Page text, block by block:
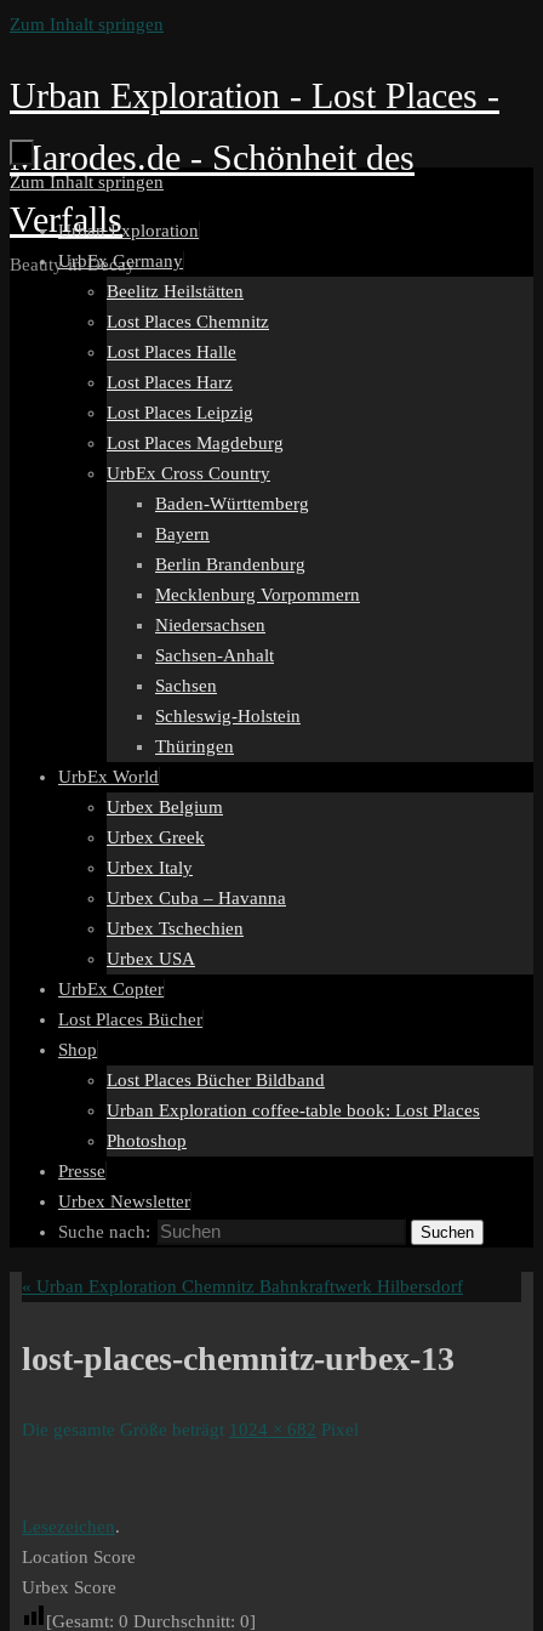
Zum Inhalt springen
Urban Exploration - Lost Places -
Marodes.de - Schönheit des
Verfalls
Beauty in Decay
Zum Inhalt springen
Urban Exploration
UrbEx Germany
Beelitz Heilstätten
Lost Places Chemnitz
Lost Places Halle
Lost Places Harz
Lost Places Leipzig
Lost Places Magdeburg
UrbEx Cross Country
Baden-Württemberg
Bayern
Berlin Brandenburg
Mecklenburg Vorpommern
Niedersachsen
Sachsen-Anhalt
Sachsen
Schleswig-Holstein
Thüringen
UrbEx World
Urbex Belgium
Urbex Greek
Urbex Italy
Urbex Cuba – Havanna
Urbex Tschechien
Urbex USA
UrbEx Copter
Lost Places Bücher
Shop
Lost Places Bücher Bildband
Urban Exploration coffee-table book: Lost Places
Photoshop
Presse
Urbex Newsletter
Suche nach:
Suchen
« Urban Exploration Chemnitz Bahnkraftwerk Hilbersdorf
lost-places-chemnitz-urbex-13
Die gesamte Größe beträgt 1024 × 682 Pixel
Lesezeichen.
Location Score
Urbex Score
[Gesamt: 0 Durchschnitt: 0]